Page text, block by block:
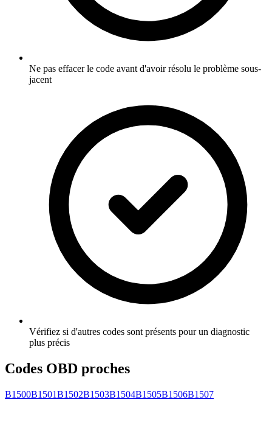
Ne pas effacer le code avant d'avoir résolu le problème sous-
jacent
Vérifiez si d'autres codes sont présents pour un diagnostic
plus précis
Codes OBD proches
B1500B1501B1502B1503B1504B1505B1506B1507